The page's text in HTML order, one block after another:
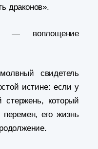
драконов».
— воплощение
свидетель
истине: если у
стержень, который
перемен, его жизнь